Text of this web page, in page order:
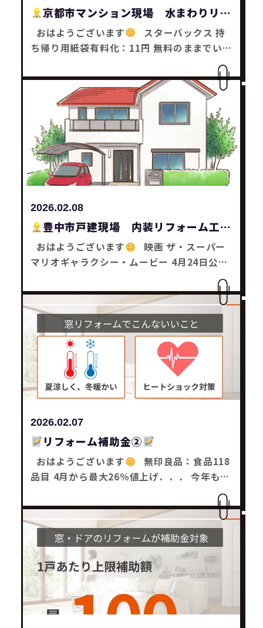
京都市マンション現場 水まわりリフ
ォーム工事
おはようございます
ち帰り用紙袋有料化：11円 無料のままでいい
ン現場 水まわりリフォーム工事 見積書を提
出しました
工事が決まれば3月着工の予定
みなさんも何かお困り事はありません
かー？ どんな事でもお気軽にご相談下さい
それではまた～
リフォーム工事・補助金
工事は SaChiリフォームにお任せ下さい
2026.02.08
豊中市戸建現場 内装リフォーム工事
おはようございます
マリオギャラクシー・ムービー 4月24日公開
やろなーと思った木塚です
豊中市戸建現
場 内装リフォーム工事 見積書を提出しまし
工事が決まれば今月着工の予定です
みなさんも何かお困り事はありませんかー？
どんな事でもお気軽にご相談下さい
はまた～
SaChiリフォームにお任せ下さい
2026.02.07
リフォーム補助金②
おはようございます
品目 4月から最大26％値上げ．．． 今年もま
リフォーム補助金 【先進的窓リノベ2026事
業】 補助金を活用して窓サッシ・玄関等の
リフォーム工事をお得に行う事が出来まーす
で、 1戸全箇所のリフォーム工事でも安心で
す
窓の断熱リフォームをすると
①夏は
涼しく・冬は暖かい ②ヒートショック対策
③光熱費削減 ④結露を抑制 ⑤防犯対策 ⑥防